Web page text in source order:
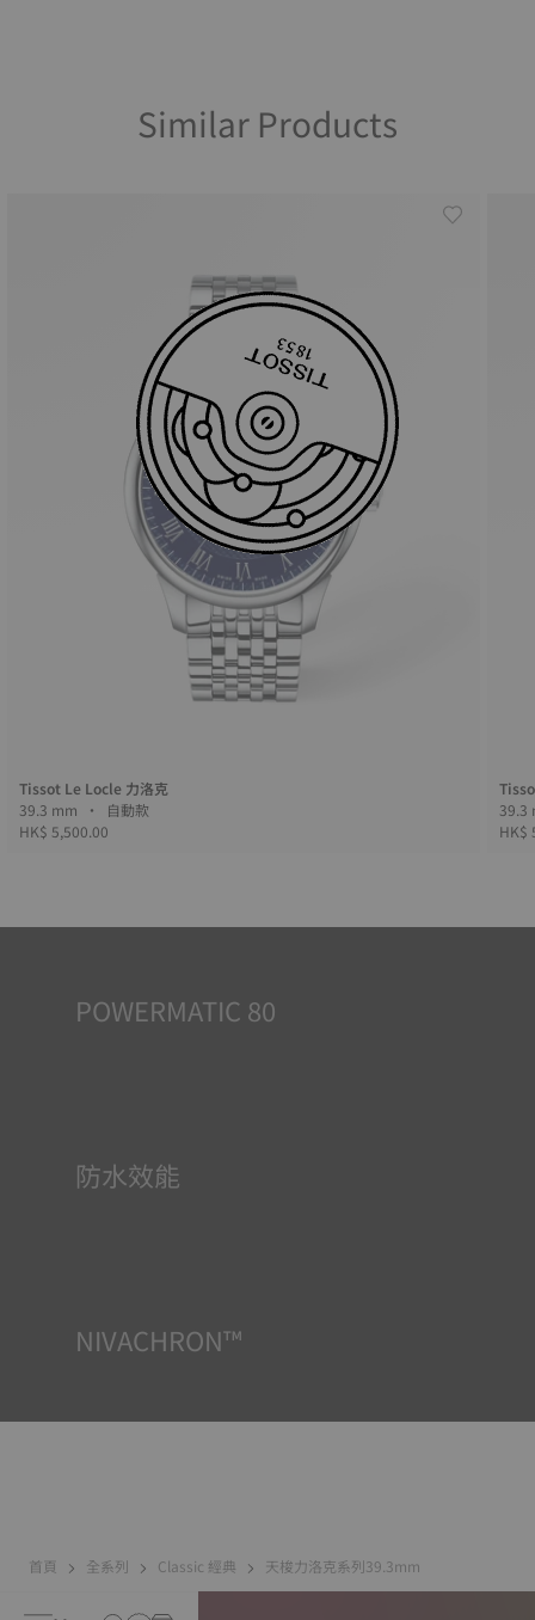
Similar Products
Tissot Le Locle 力洛克
39.3 mm • 自動款
HK$ 5,500.00
HK$
POWERMATIC 80
防水效能
NIVACHRON™
首頁 全系列 Classic 經典 天梭力洛克系列39.3mm